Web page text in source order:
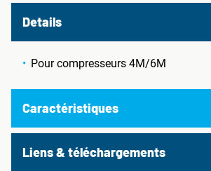
Details
Pour compresseurs 4M/6M
Caractéristiques
Liens & téléchargements